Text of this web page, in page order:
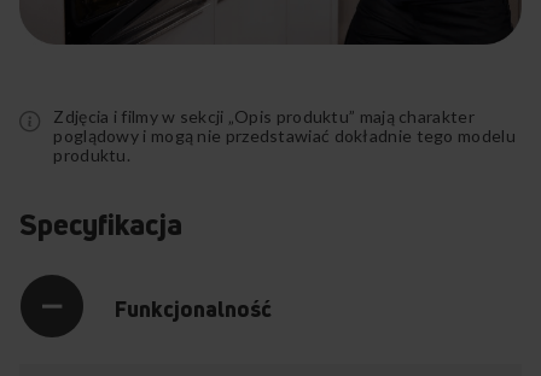
Zdjęcia i filmy w sekcji „Opis produktu” mają charakter
poglądowy i mogą nie przedstawiać dokładnie tego modelu
produktu.
opis
Specyfikacja
Funkcjonalność